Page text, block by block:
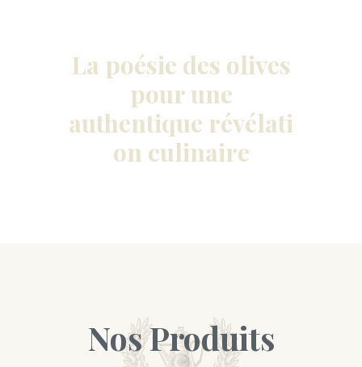
La poésie des olives
pour une
authentique révélati
on culinaire
Nos Produits